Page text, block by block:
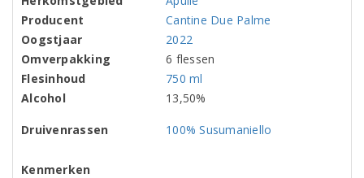
Producent
Cantine Due Palme
Oogstjaar
2022
Omverpakking
6 flessen
Flesinhoud
750 ml
Alcohol
13,50%
Druivenrassen 100% Susumaniello
Kenmerken